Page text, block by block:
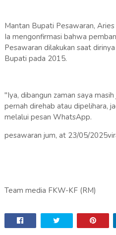
Mantan Bupati Pesawaran,
Ia mengonfirmasi bahwa
Pesawaran dilakukan saat
Bupati pada 2015.
"Iya, dibangun zaman saya
pernah direhab atau dipelihara,
melalui pesan WhatsApp.
pesawaran jum, at 23/05/
Team media FKW-KF (RM)